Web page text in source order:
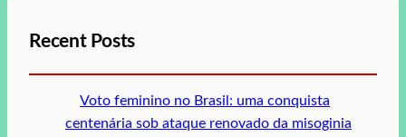
Recent Posts
Voto feminino no Brasil: uma conquista
centenária sob ataque renovado da misoginia